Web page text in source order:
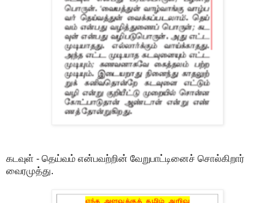
கடவுள் - தெய்வம் என்பவற்றின் வேறுபாட்டினைச் சொல்கிறார்
வைரமுத்து.